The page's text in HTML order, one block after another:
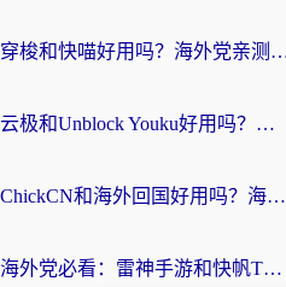
穿梭和快喵好用吗？海外党亲测：小众加速器对
云极和Unblock Youku好用吗？海外党亲测+2026回国加速器避坑指南
ChickCN和海外回国好用吗？海外党2026亲测：从手游到影音，选对加速器的3个关键
海外党必看：雷神手游和快帆TV版好用吗？3步选对回国加速器不踩坑